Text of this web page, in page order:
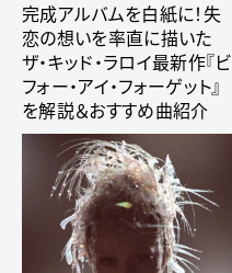
完成アルバムを白紙に！失
恋の想いを率直に描いた
ザ・キッド・ラロイ最新作『ビ
フォー・アイ・フォーゲット』
を解説＆おすすめ曲紹介